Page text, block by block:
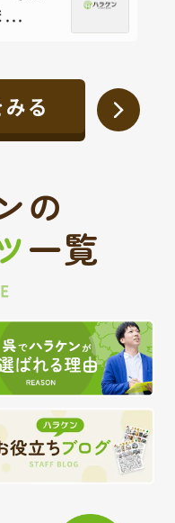
...
る
の
一覧